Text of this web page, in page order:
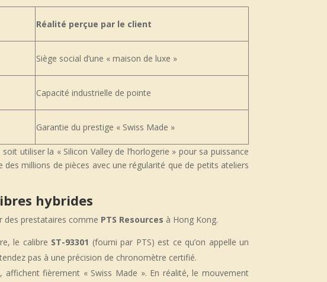
Réalité perçue par le client
Siège social d’une « maison de luxe »
Capacité industrielle de pointe
Garantie du prestige « Swiss Made »
utiliser la « Silicon Valley de l’horlogerie » pour sa puissance
des millions de pièces avec une régularité que de petits ateliers
hybrides
des prestataires comme PTS Resources à Hong Kong.
le calibre ST-93301 (fourni par PTS) est ce qu’on appelle un
pas à une précision de chronomètre certifié.
fièrement « Swiss Made ». En réalité, le mouvement